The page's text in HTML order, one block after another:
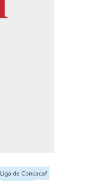
Liga de Concacaf